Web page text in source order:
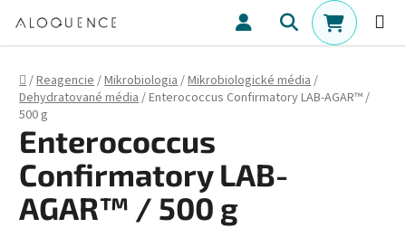
Hľadať
Domov
/Reagencie/Mikrobiologia/Mikrobiologické média/
Dehydratované média/Enterococcus Confirmatory LAB-AGAR™ /
500 g
Enterococcus
Confirmatory LAB-
AGAR™ / 500 g